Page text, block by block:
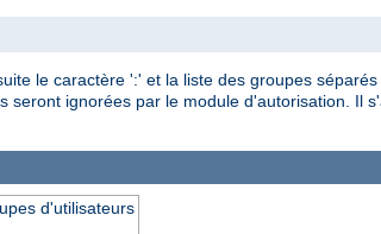
le caractère ':' et la liste des groupes
ignorées par le module d'autorisation. Il
d'utilisateurs